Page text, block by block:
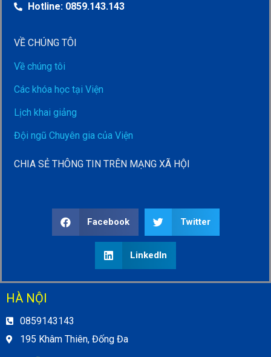
Hotline: 0859.143.143
VỀ CHÚNG TÔI
Về chúng tôi
Các khóa học tại Viện
Lịch khai giảng
Đội ngũ Chuyên gia của Viện
CHIA SẺ THÔNG TIN TRÊN MẠNG XÃ HỘI
Facebook Twitter
LinkedIn
HÀ NỘI
0859143143
195 Khâm Thiên, Đống Đa